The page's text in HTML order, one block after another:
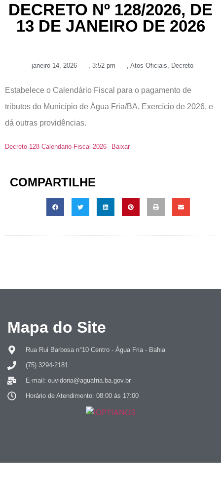
DECRETO Nº 128/2026, DE
13 DE JANEIRO DE 2026
janeiro 14, 2026 , 3:52 pm , Atos Oficiais, Decreto
Estabelece o Calendário Fiscal para o pagamento de
tributos do Município de Água Fria/BA, Exercício de 2026, e
dá outras providências.
Decreto-128-Calendario-Fiscal-2026 Baixar
COMPARTILHE
Mapa do Site
Rua Rui Barbosa n°10 Centro - Água Fria - Bahia
(75) 3294-2181
E-mail: ouvidoria@aguafria.ba.gov.br
Horário de Atendimento: 08:00 às 17:00